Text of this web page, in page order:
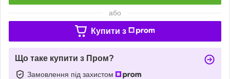
або
Купити з
Що таке купити з Пром?
Замовлення під захистом